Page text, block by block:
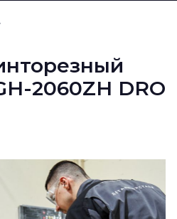
винторезный станок JET GH-
2060ZH DRO